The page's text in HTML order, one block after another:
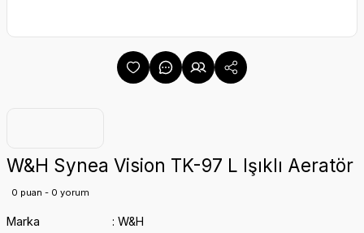
W&H Synea Vision TK-97 L Işıklı Aeratör
0 puan - 0 yorum
Marka
W&H